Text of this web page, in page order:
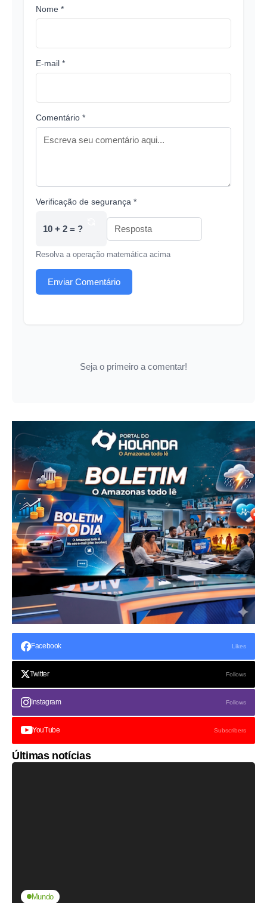
Nome *
E-mail *
Comentário *
Verificação de segurança *
10 + 2 = ?
Resolva a operação matemática acima
Enviar Comentário
Seja o primeiro a comentar!
Facebook Likes
Twitter Follows
Instagram Follows
YouTube Subscribers
Últimas notícias
Mundo